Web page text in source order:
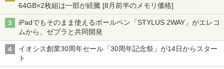
64GB×2枚組は一部が続騰 [8月前半のメモリ価格]
iPadでもそのまま使えるボールペン「STYLUS 2WAY」がエレコ
ムから、ゼブラと共同開発
イオシス創業30周年セール「30周年記念祭」が14日からスター
ト